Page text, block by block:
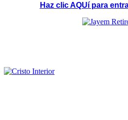
Haz clic AQUí para